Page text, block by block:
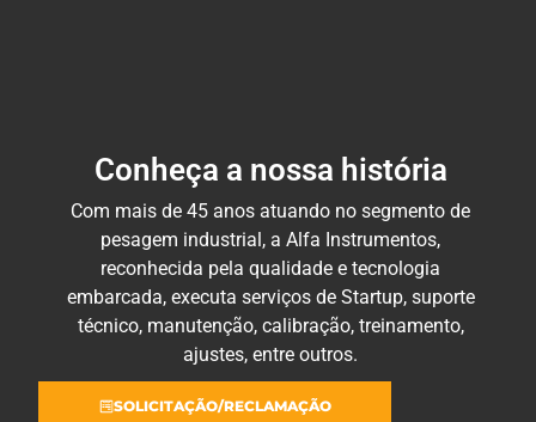
Conheça a nossa história
Com mais de 45 anos atuando no segmento de
pesagem industrial, a Alfa Instrumentos,
reconhecida pela qualidade e tecnologia
embarcada, executa serviços de Startup, suporte
técnico, manutenção, calibração, treinamento,
ajustes, entre outros.
SOLICITAÇÃO/RECLAMAÇÃO